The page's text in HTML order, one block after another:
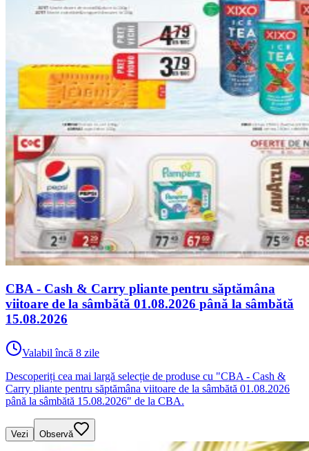
CBA - Cash & Carry pliante pentru săptămâna
viitoare de la sâmbătă 01.08.2026 până la sâmbătă
15.08.2026
Valabil încă 8 zile
Descoperiți cea mai largă selecție de produse cu "CBA - Cash &
Carry pliante pentru săptămâna viitoare de la sâmbătă 01.08.2026
până la sâmbătă 15.08.2026" de la CBA.
Vezi Observă